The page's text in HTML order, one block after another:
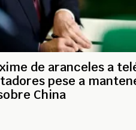
de aranceles a
pese a
China